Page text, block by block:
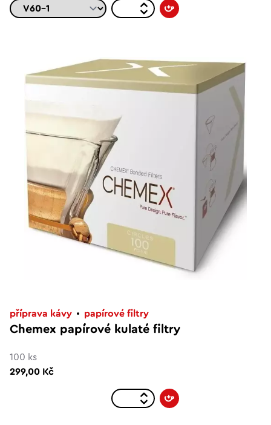
příprava kávy papírové filtry
Chemex papírové kulaté filtry
100 ks
299,00 Kč